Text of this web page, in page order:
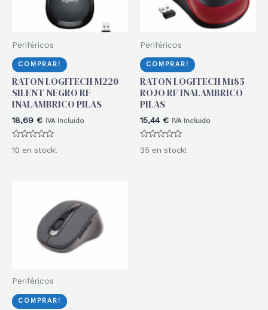
Periféricos
COMPRAR!
RATON LOGITECH M220
SILENT NEGRO RF
INALAMBRICO PILAS
18,69 € IVA Incluido
con
10 en stock!
Periféricos
COMPRAR!
RATON LOGITECH M185
ROJO RF INALAMBRICO
PILAS
15,44 € IVA Incluido
con
35 en stock!
Periféricos
COMPRAR!